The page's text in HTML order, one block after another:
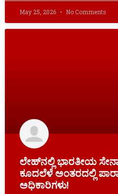
May 25, 2026 No Comments
ಲೇಹ್​ನಲ್ಲಿ ಭಾರತೀಯ
ಕೂದಲೆಳೆ ಅಂತರದಲ್ಲಿ
ಅಧಿಕಾರಿಗಳು!